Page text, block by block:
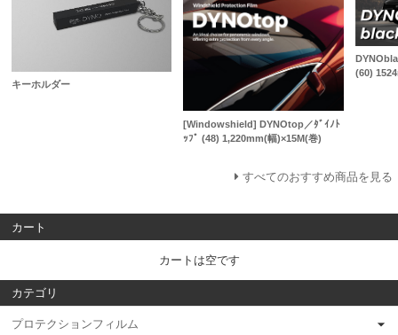
キーホルダー
[Windowshield] DYNOtop／ﾀﾞｲﾉﾄ
ｯﾌﾟ (48) 1,220mm(幅)×15M(巻)
(60)
すべてのおすすめ商品を見る
カート
カートは空です
カテゴリ
プロテクションフィルム